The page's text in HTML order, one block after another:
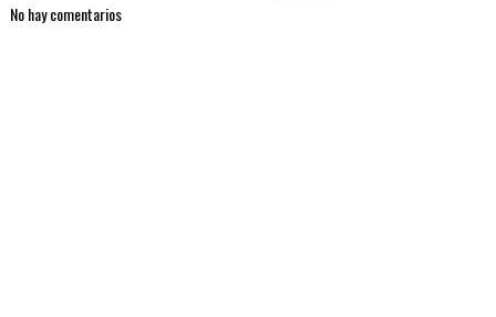
No hay comentarios